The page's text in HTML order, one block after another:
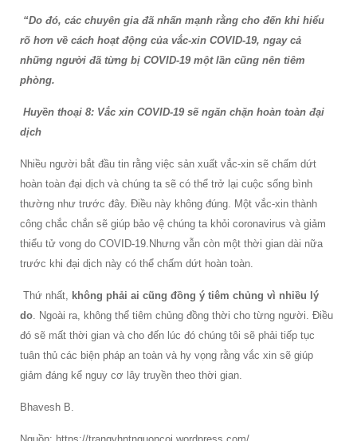
“Do đó, các chuyên gia đã nhấn mạnh rằng cho đến khi hiểu
rõ hơn về cách hoạt động của vắc-xin COVID-19, ngay cả
những người đã từng bị COVID-19 một lần cũng nên tiêm
phòng.
Huyền thoại 8: Vắc xin COVID-19 sẽ ngăn chặn hoàn toàn đại
dịch
Nhiều người bắt đầu tin rằng việc sản xuất vắc-xin sẽ chấm dứt
hoàn toàn đại dịch và chúng ta sẽ có thể trở lại cuộc sống bình
thường như trước đây. Điều này không đúng. Một vắc-xin thành
công chắc chắn sẽ giúp bảo vệ chúng ta khỏi coronavirus và giảm
thiểu tử vong do COVID-19.Nhưng vẫn còn một thời gian dài nữa
trước khi đại dịch này có thể chấm dứt hoàn toàn.
Thứ nhất, không phải ai cũng đồng ý tiêm chủng vì nhiều lý
do . Ngoài ra, không thể tiêm chủng đồng thời cho từng người. Điều
đó sẽ mất thời gian và cho đến lúc đó chúng tôi sẽ phải tiếp tục
tuân thủ các biện pháp an toàn và hy vọng rằng vắc xin sẽ giúp
giảm đáng kể nguy cơ lây truyền theo thời gian.
Bhavesh B.